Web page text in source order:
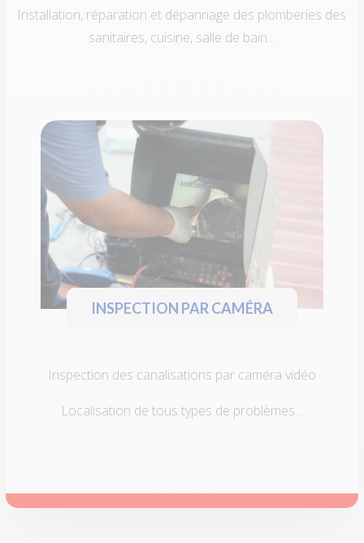
Installation, réparation et dépannage des plomberies des
sanitaires, cuisine, salle de bain...
INSPECTION PAR CAMÉRA
Inspection des canalisations par caméra vidéo
Localisation de tous types de problèmes...